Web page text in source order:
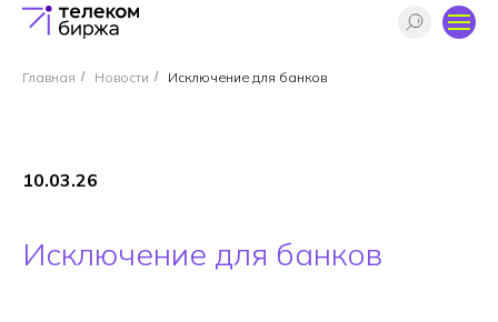
Главная / Новости / Исключение для банков
10.03.26
Исключение для банков